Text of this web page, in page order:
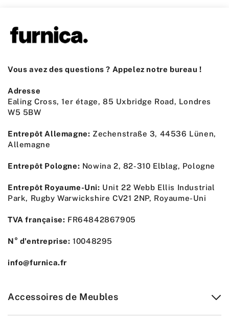
Vous avez des questions ? Appelez notre bureau !
Adresse
Ealing Cross, 1er étage, 85 Uxbridge Road, Londres
W5 5BW
Entrepôt Allemagne: Zechenstraße 3, 44536 Lünen,
Allemagne
Entrepôt Pologne: Nowina 2, 82-310 Elblag, Pologne
Entrepôt Royaume-Uni: Unit 22 Webb Ellis Industrial
Park, Rugby Warwickshire CV21 2NP, Royaume-Uni
TVA française: FR64842867905
N° d'entreprise: 10048295
info@furnica.fr
Accessoires de Meubles